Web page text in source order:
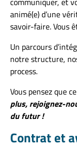
animé(e) d’une
savoir-faire. Vous
Un parcours
notre structure,
process.
Vous pensez que
plus, rejoignez-
du futur !
Contrat et